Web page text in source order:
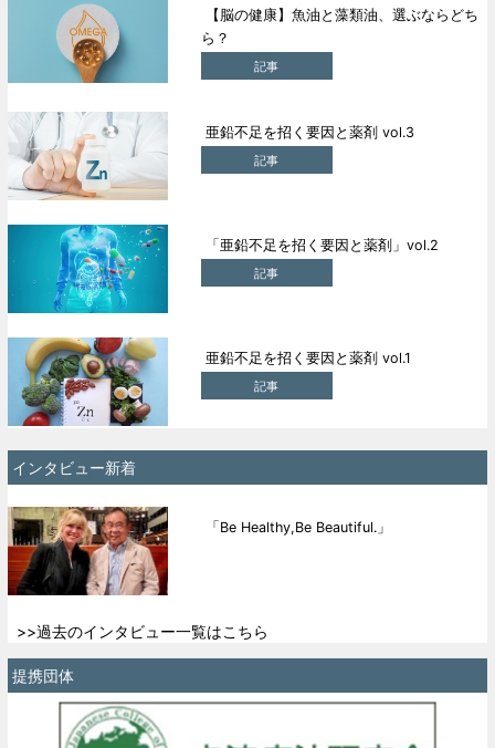
【脳の健康】魚油と藻類油、選ぶならどち
ら？
記事
亜鉛不足を招く要因と薬剤 vol.3
記事
「亜鉛不足を招く要因と薬剤」vol.2
記事
亜鉛不足を招く要因と薬剤 vol.1
記事
インタビュー新着
「Be Healthy,Be Beautiful.」
>>過去のインタビュー一覧はこちら
提携団体